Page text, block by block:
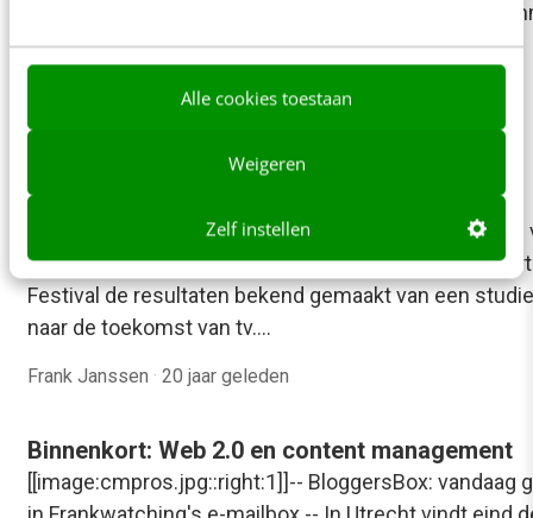
Alle cookies toestaan
Weigeren
Zelf instellen
gelezen in Frankwatching's e-mailbox -- Windows
aan de weg. Na Windows Live Messenger en de
weblogdienst Live Spaces,…
Redactie
TV verandert van koud in warm medium
[[image:tvpijl.jpg::right:1]]MPG Intelligence, onderdeel
Havas' MPG, heeft op het Cannes International
Festival de resultaten bekend gemaakt van een studie
naar de toekomst van tv.…
Frank Janssen · 20 jaar geleden
Binnenkort: Web 2.0 en content management
[[image:cmpros.jpg::right:1]]-- BloggersBox: vandaag